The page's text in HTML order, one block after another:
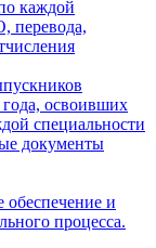
каждой
перевода,
освоивших
специальности
документы
обеспечение и
процесса.